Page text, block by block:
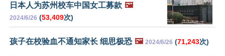
日本人为苏州校车中国女工募款 🖼️
2024/6/26 (53,409次)
孩子在校验血不通知家长 细思极恐 🖼️ 2024/6/26 (71,243次)